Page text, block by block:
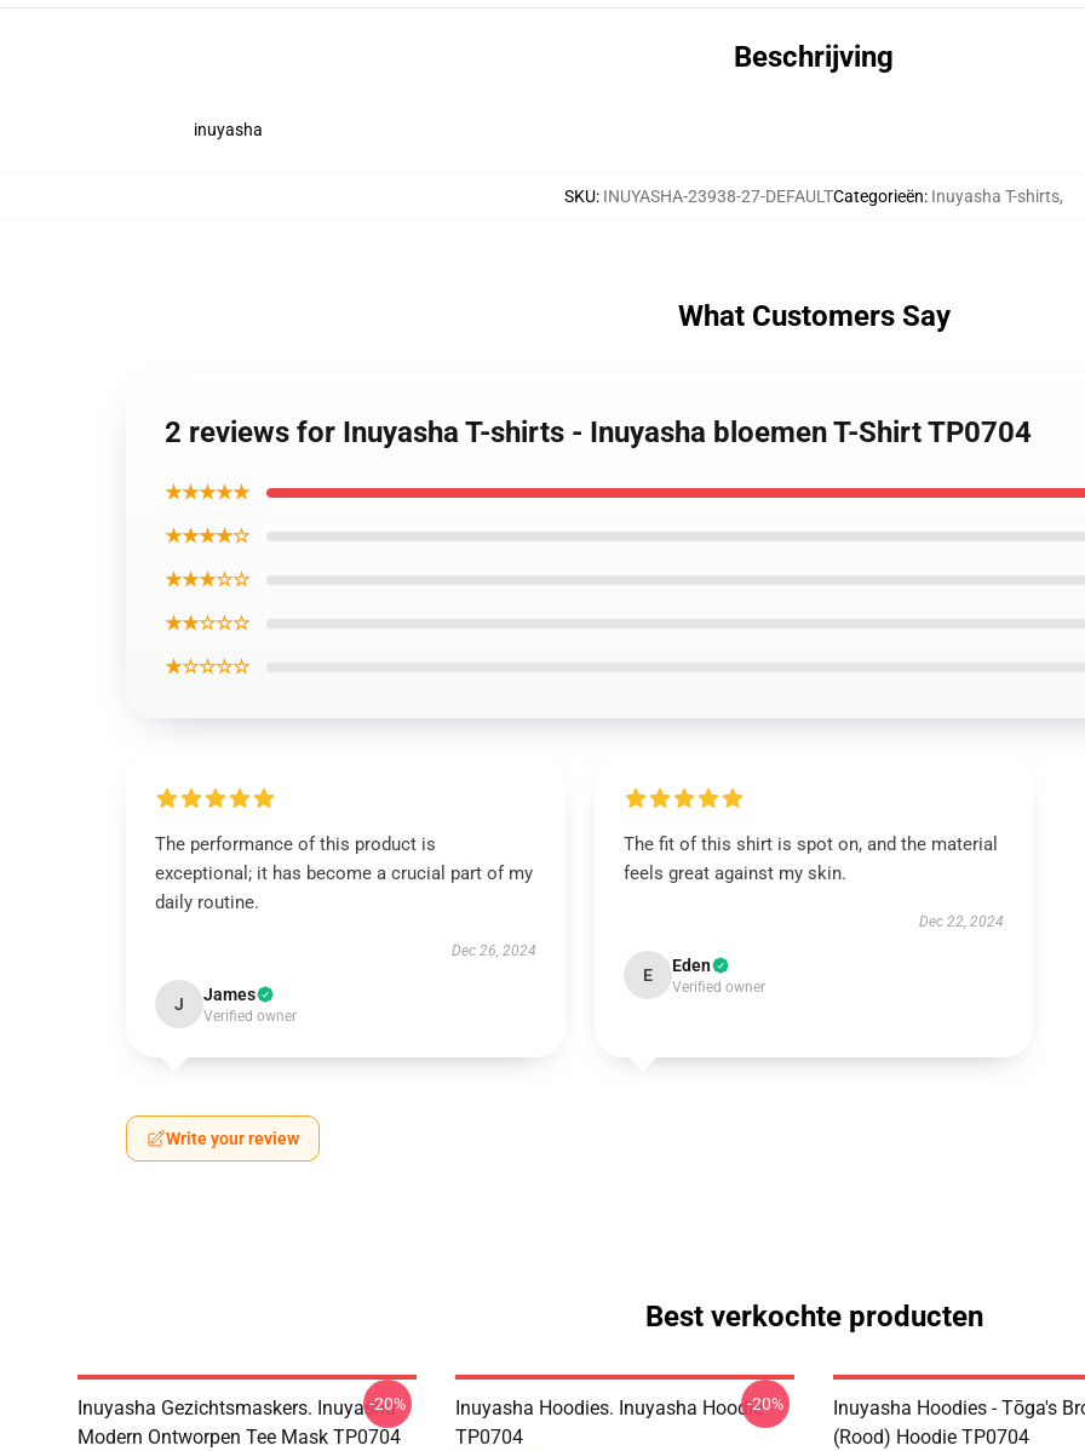
Beschrijving
inuyasha
SKU: INUYASHA-23938-27-DEFAULTCategorieën: Inuyasha T-shirts,
What Customers Say
2 reviews for Inuyasha T-shirts - Inuyasha bloemen T-Shirt TP0704
★★★★★
★★★★☆
★★★☆☆
★★☆☆☆
★☆☆☆☆
The performance of this product is
exceptional; it has become a crucial part of my
daily routine.
Dec 26, 2024
J James
Verified owner
The fit of this shirt is spot on, and the material
feels great against my skin.
Dec 22, 2024
E Eden
Verified owner
Write your review
Best verkochte producten
Inuyasha Gezichtsmaskers. Inuyasha
Modern Ontworpen Tee Mask TP0704
-20%
Inuyasha Hoodies. Inuyasha Hoodie
TP0704
-20%
Inuyasha Hoodies - Tōga's
(rood) Hoodie TP0704